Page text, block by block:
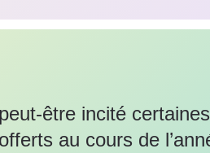
être incité
au cours de